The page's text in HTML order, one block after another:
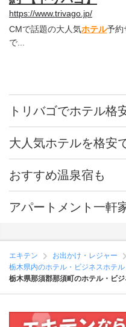
エキテン お出かけ・レジャー
栃木県内のホテル・ビジネスホテ
栃木県那須郡那須町のホテル・ビ